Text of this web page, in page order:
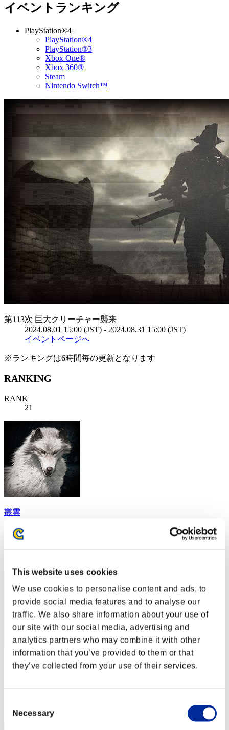
This website uses cookies
We use cookies to personalise content and ads, to
provide social media features and to analyse our
traffic. We also share information about your use of
our site with our social media, advertising and
analytics partners who may combine it with other
information that you’ve provided to them or that
they’ve collected from your use of their services.
Selection
Necessary
イベントランキング
PlayStation®4
PlayStation®4
PlayStation®3
Xbox One®
Xbox 360®
Steam
Nintendo Switch™
第113次 巨大クリーチャー襲来
2024.08.01 15:00 (JST) - 2024.08.31 15:00 (JST)
イベントページへ
※ランキングは6時間毎の更新となります
RANKING
RANK
21
叢雲
スコア:35439390
RANK
PawelGasior1985